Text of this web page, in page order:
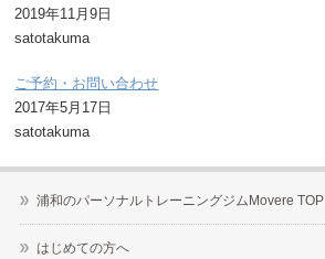
2019年11月9日
satotakuma
ご予約・お問い合わせ
2017年5月17日
satotakuma
浦和のパーソナルトレーニングジムMovere TOP
はじめての方へ